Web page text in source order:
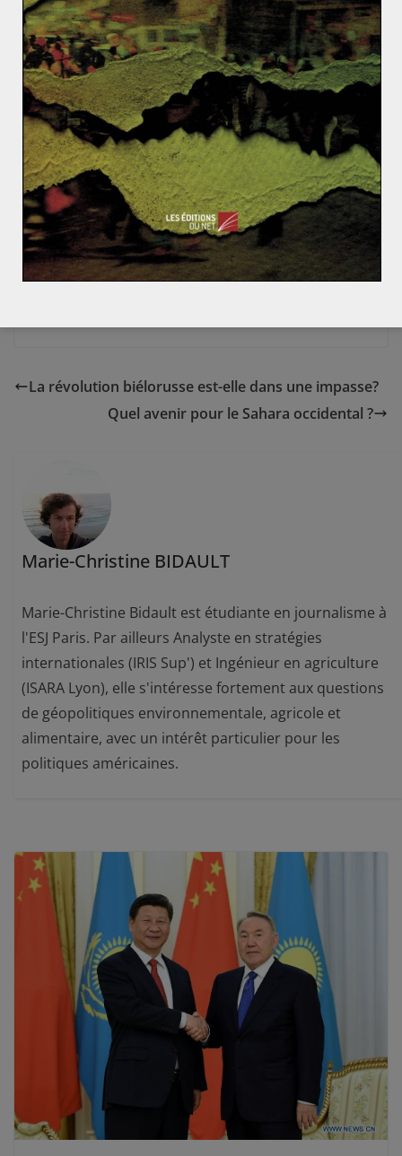
Les adeptes de symboles, retiendront la couleur
violette des tenues de Kamala Harris, Michelle Obama
et Hillary Clinton. Celles-ci étaient porteuses de
messages allant au-delà de simples considérations
esthétiques. Le violet représente d’abord le bipartisme,
mélange de rouge (Parti républicain) et de bleu (Parti
démocrate). Cette couleur fait également référence aux
suffragettes qui se sont battues au début du 20ème
siècle pour le droit de vote des femmes. Enfin c’est
aussi un clin d’œil à Shirley Chisholm, première femme
noire à s’être présentée à l’élection présidentielle, en
La révolution biélorusse est-elle dans une impasse?
Quel avenir pour le Sahara occidental ?
Marie-Christine BIDAULT
Marie-Christine Bidault est étudiante en journalisme à
l'ESJ Paris. Par ailleurs Analyste en stratégies
internationales (IRIS Sup') et Ingénieur en agriculture
(ISARA Lyon), elle s'intéresse fortement aux questions
de géopolitiques environnementale, agricole et
alimentaire, avec un intérêt particulier pour les
politiques américaines.